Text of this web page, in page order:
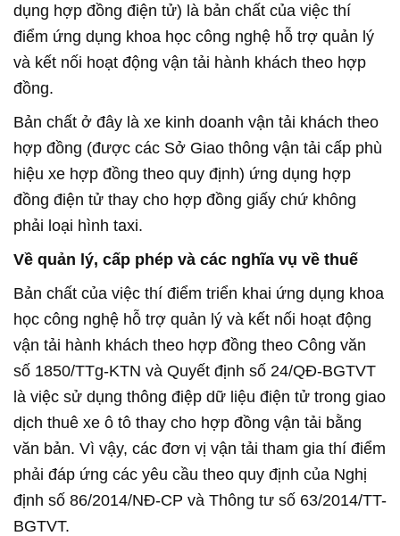
dụng hợp đồng điện tử) là bản chất của việc thí
điểm ứng dụng khoa học công nghệ hỗ trợ quản lý
và kết nối hoạt động vận tải hành khách theo hợp
đồng.
Bản chất ở đây là xe kinh doanh vận tải khách theo
hợp đồng (được các Sở Giao thông vận tải cấp phù
hiệu xe hợp đồng theo quy định) ứng dụng hợp
đồng điện tử thay cho hợp đồng giấy chứ không
phải loại hình taxi.
Về quản lý, cấp phép và các nghĩa vụ về thuế
Bản chất của việc thí điểm triển khai ứng dụng khoa
học công nghệ hỗ trợ quản lý và kết nối hoạt động
vận tải hành khách theo hợp đồng theo Công văn
số 1850/TTg-KTN và Quyết định số 24/QĐ-BGTVT
là việc sử dụng thông điệp dữ liệu điện tử trong giao
dịch thuê xe ô tô thay cho hợp đồng vận tải bằng
văn bản. Vì vậy, các đơn vị vận tải tham gia thí điểm
phải đáp ứng các yêu cầu theo quy định của Nghị
định số 86/2014/NĐ-CP và Thông tư số 63/2014/TT-
BGTVT.